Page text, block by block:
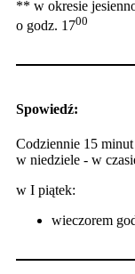
** w okresie
o godz. 1700
Spowiedź:
Codziennie 15
w niedziele - w
w I piątek:
wieczorem